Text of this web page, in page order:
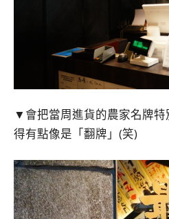
▼會把當周進貨的農家名牌
得有點像是「翻牌」(笑)